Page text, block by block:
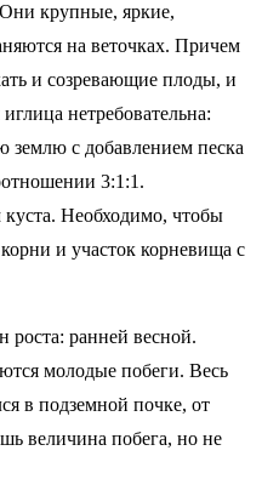
крупные, яркие,
на веточках. Причем
и созревающие плоды, и
нетребовательна:
землю с добавлением песка
3:1:1.
Необходимо, чтобы
и участок корневища с
роста: ранней весной.
молодые побеги. Весь
в подземной почке, от
величина побега, но не